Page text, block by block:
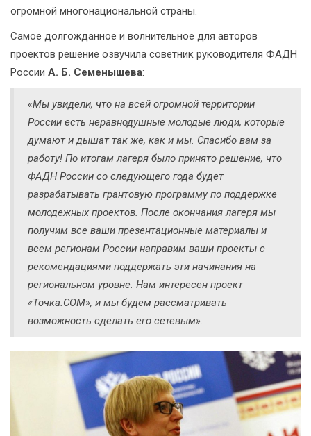
огромной многонациональной страны.
Самое долгожданное и волнительное для авторов
проектов решение озвучила советник руководителя ФАДН
России А. Б. Семенышева:
«Мы увидели, что на всей огромной территории
России есть неравнодушные молодые люди, которые
думают и дышат так же, как и мы. Спасибо вам за
работу! По итогам лагеря было принято решение, что
ФАДН России со следующего года будет
разрабатывать грантовую программу по поддержке
молодежных проектов. После окончания лагеря мы
получим все ваши презентационные материалы и
всем регионам России направим ваши проекты с
рекомендациями поддержать эти начинания на
региональном уровне. Нам интересен проект
«Точка.СОМ», и мы будем рассматривать
возможность сделать его сетевым».